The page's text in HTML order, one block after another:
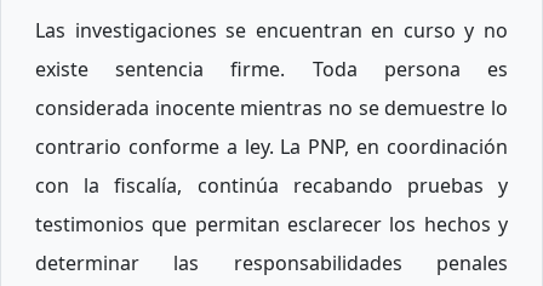
Las investigaciones se encuentran en curso y no
existe sentencia firme. Toda persona es
considerada inocente mientras no se demuestre lo
contrario conforme a ley. La PNP, en coordinación
con la fiscalía, continúa recabando pruebas y
testimonios que permitan esclarecer los hechos y
determinar las responsabilidades penales